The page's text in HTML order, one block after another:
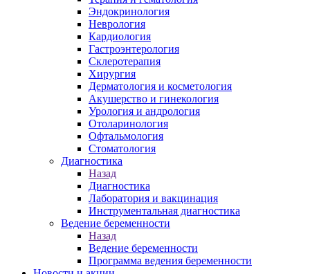
Эндокринология
Неврология
Кардиология
Гастроэнтерология
Склеротерапия
Хирургия
Дерматология и косметология
Акушерство и гинекология
Урология и андрология
Отоларинология
Офтальмология
Стоматология
Диагностика
Назад
Диагностика
Лаборатория и вакцинация
Инструментальная диагностика
Ведение беременности
Назад
Ведение беременности
Программа ведения беременности